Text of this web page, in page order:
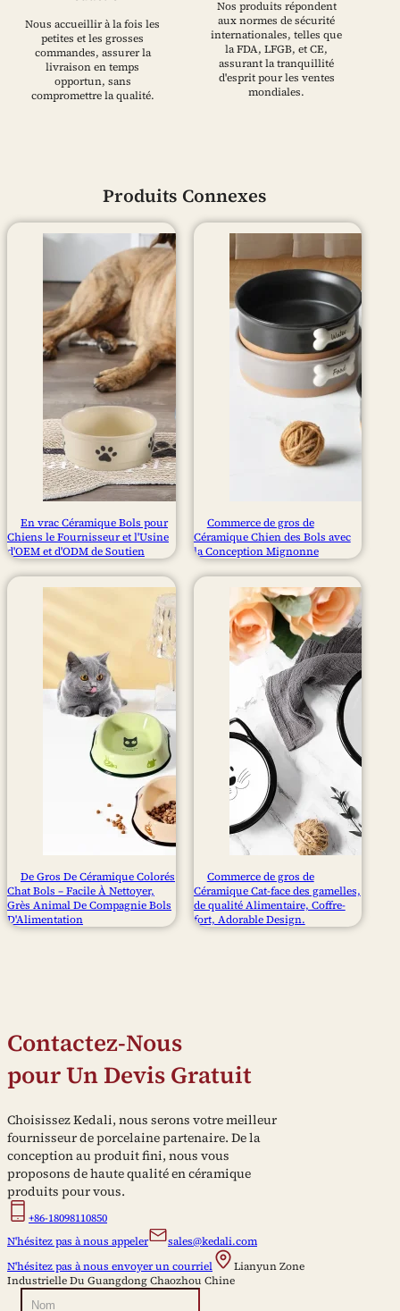
Nous accueillir à la fois les
petites et les grosses
commandes, assurer la
livraison en temps
opportun, sans
compromettre la qualité.
Nos produits répondent
aux normes de sécurité
internationales, telles que
la FDA, LFGB, et CE,
assurant la tranquillité
d'esprit pour les ventes
mondiales.
Produits Connexes
En vrac Céramique Bols pour
Chiens le Fournisseur et l'Usine
d'OEM et d'ODM de Soutien
Commerce de gros de
Céramique Chien des Bols avec
la Conception Mignonne
De Gros De Céramique Colorés
Chat Bols – Facile À Nettoyer,
Grès Animal De Compagnie Bols
D'Alimentation
Commerce de gros de
Céramique Cat-face des gamelles,
de qualité Alimentaire, Coffre-
fort, Adorable Design.
Contactez-Nous
pour Un Devis Gratuit
Choisissez Kedali, nous serons votre meilleur
fournisseur de porcelaine partenaire. De la
conception au produit fini, nous vous
proposons de haute qualité en céramique
produits pour vous.
+86-18098110850
N'hésitez pas à nous appeler
sales@kedali.com
N'hésitez pas à nous envoyer un courriel
Lianyun Zone
Industrielle Du Guangdong Chaozhou Chine